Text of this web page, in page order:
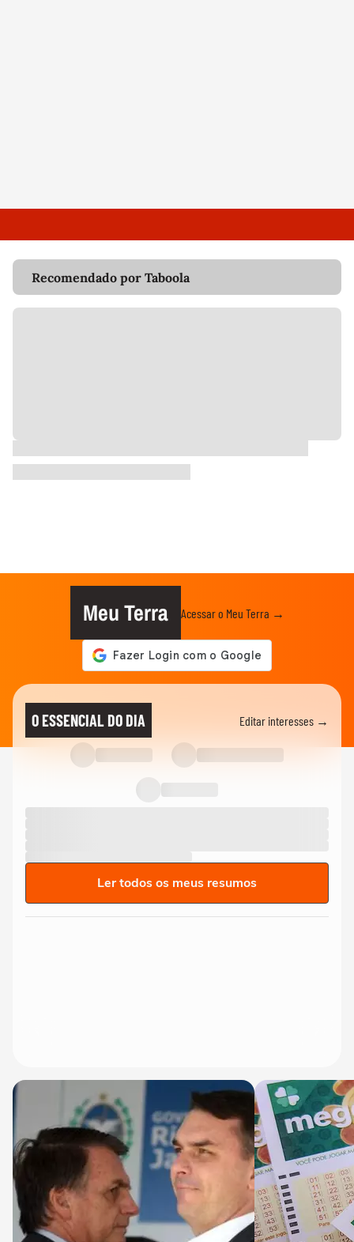
Recomendado por Taboola
Meu Terra Acessar o Meu Terra →
O ESSENCIAL DO DIA Editar interesses →
Ler todos os meus resumos